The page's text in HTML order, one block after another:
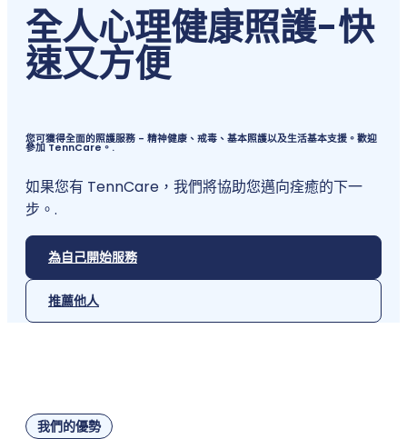
全人心理健康照護-快
速又方便
您可獲得全面的照護服務 - 精神健康、戒毒、基本照護以及生活基本支援。歡迎
參加 TennCare。.
如果您有 TennCare，我們將協助您邁向痊癒的下一
步。.
為自己開始服務
推薦他人
我們的優勢